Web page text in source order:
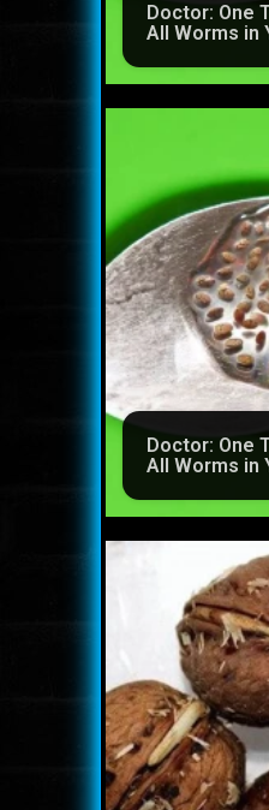
Doctor: One
All Worms in
Doctor: One
All Worms in